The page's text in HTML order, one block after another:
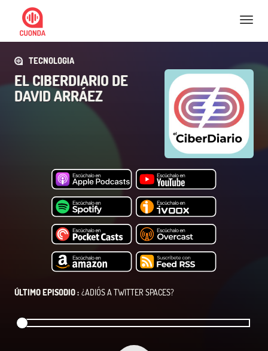
Nav
TECNOLOGIA
EL CIBERDIARIO DE
DAVID ARRÁEZ
ÚLTIMO EPISODIO : ¿ADIÓS A TWITTER SPACES?